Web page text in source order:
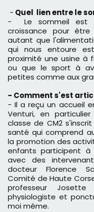
- Quel lien entre le
- Le sommeil est
croissance pour
autant que
qui nous entoure
proximité une usine à
ou que le sport à
petites comme aux
- Comment s'est
- Il a reçu un accueil
Venturi, en
classe de CM2
santé qui comprend
la promotion des
enfants participent
avec des
docteur Florence
Comité de Haute
professeur Josette
physiologiste et
moi même.